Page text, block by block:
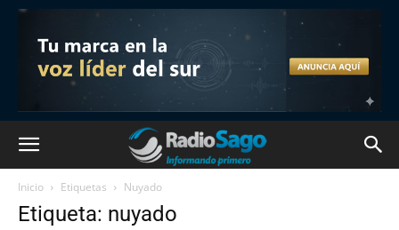
Inicio Etiquetas Nuyado
Etiqueta: nuyado